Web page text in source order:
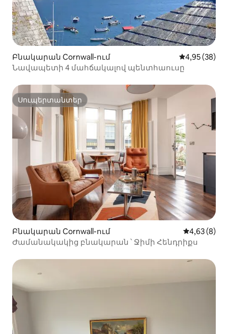
Բնակարան Cornwall-ում Միջին
4,95 (38)
Նավապետի 4 մահճակալով պենտհաուսը
Սուպերտանտեր
Սուպերտանտեր
Բնակարան Cornwall-ում Միջին
4,63 (8)
Ժամանակակից բնակարան ՝ Ջիմի Հենդրիքս